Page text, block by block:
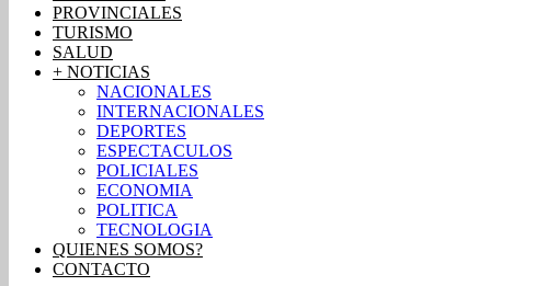
PROVINCIALES
TURISMO
SALUD
+ NOTICIAS
NACIONALES
INTERNACIONALES
DEPORTES
ESPECTACULOS
POLICIALES
ECONOMIA
POLITICA
TECNOLOGIA
QUIENES SOMOS?
CONTACTO